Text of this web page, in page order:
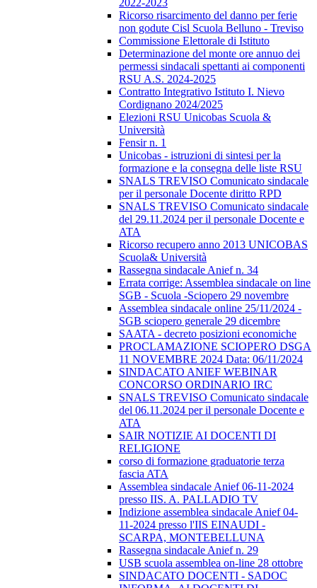
2022-2023
Ricorso risarcimento del danno per ferie
non godute Cisl Scuola Belluno - Treviso
Commissione Elettorale di Istituto
Determinazione del monte ore annuo dei
permessi sindacali spettanti ai componenti
RSU A.S. 2024-2025
Contratto Integrativo Istituto I. Nievo
Cordignano 2024/2025
Elezioni RSU Unicobas Scuola &
Università
Fensir n. 1
Unicobas - istruzioni di sintesi per la
formazione e la consegna delle liste RSU
SNALS TREVISO Comunicato sindacale
per il personale Docente diritto RPD
SNALS TREVISO Comunicato sindacale
del 29.11.2024 per il personale Docente e
ATA
Ricorso recupero anno 2013 UNICOBAS
Scuola& Università
Rassegna sindacale Anief n. 34
Errata corrige: Assemblea sindacale on line
SGB - Scuola -Sciopero 29 novembre
Assemblea sindacale online 25/11/2024 -
SGB sciopero generale 29 dicembre
SAATA - decreto posizioni economiche
PROCLAMAZIONE SCIOPERO DSGA
11 NOVEMBRE 2024 Data: 06/11/2024
SINDACATO ANIEF WEBINAR
CONCORSO ORDINARIO IRC
SNALS TREVISO Comunicato sindacale
del 06.11.2024 per il personale Docente e
ATA
SAIR NOTIZIE AI DOCENTI DI
RELIGIONE
corso di formazione graduatorie terza
fascia ATA
Assemblea sindacale Anief 06-11-2024
presso IIS. A. PALLADIO TV
Indizione assemblea sindacale Anief 04-
11-2024 presso l'IIS EINAUDI -
SCARPA, MONTEBELLUNA
Rassegna sindacale Anief n. 29
USB scuola assemblea on-line 28 ottobre
SINDACATO DOCENTI - SADOC